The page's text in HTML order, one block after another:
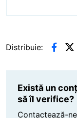
Distribuie:
Există un
să îl verifice?
Contactează-ne